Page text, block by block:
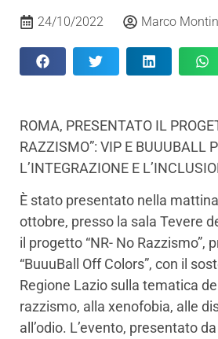
24/10/2022 Marco
ROMA, PRESENTATO IL
RAZZISMO”: VIP E BUUUBALL
L’INTEGRAZIONE E
È stato presentato nella
ottobre, presso la sala Tevere
il progetto “NR- No Razzismo”,
“BuuuBall Off Colors”, con il
Regione Lazio sulla tematica
razzismo, alla xenofobia, alle
all’odio. L’evento, presentato